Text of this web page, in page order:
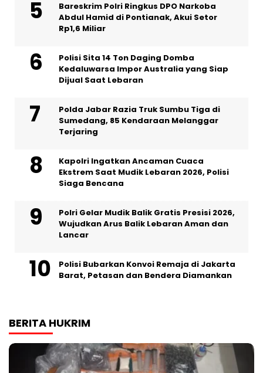
Bareskrim Polri Ringkus DPO Narkoba
Abdul Hamid di Pontianak, Akui Setor
Rp1,6 Miliar
Polisi Sita 14 Ton Daging Domba
Kedaluwarsa Impor Australia yang Siap
Dijual Saat Lebaran
Polda Jabar Razia Truk Sumbu Tiga di
Sumedang, 85 Kendaraan Melanggar
Terjaring
Kapolri Ingatkan Ancaman Cuaca
Ekstrem Saat Mudik Lebaran 2026, Polisi
Siaga Bencana
Polri Gelar Mudik Balik Gratis Presisi 2026,
Wujudkan Arus Balik Lebaran Aman dan
Lancar
Polisi Bubarkan Konvoi Remaja di Jakarta
Barat, Petasan dan Bendera Diamankan
BERITA HUKRIM